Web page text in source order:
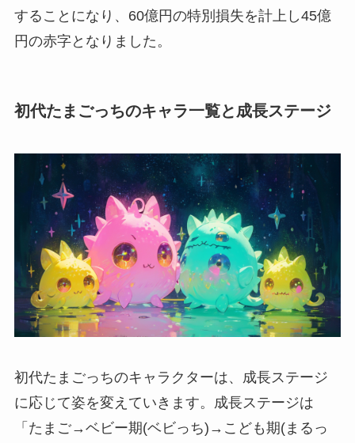
することになり、60億円の特別損失を計上し45億
円の赤字となりました。
初代たまごっちのキャラ一覧と成長ステージ
初代たまごっちのキャラクターは、成長ステージ
に応じて姿を変えていきます。成長ステージは
「たまご→ベビー期(ベビっち)→こども期(まるっ